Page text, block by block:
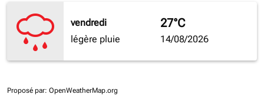
vendredi
légère pluie
27°C
14/08/2026
Proposé par: OpenWeatherMap.org